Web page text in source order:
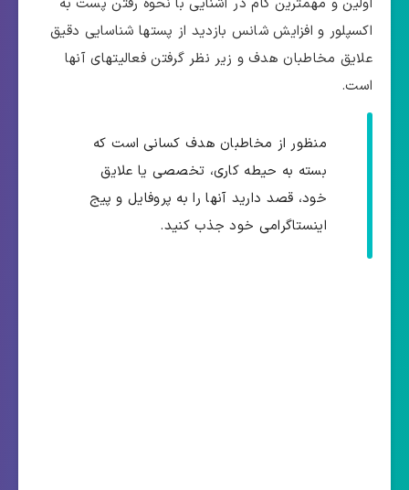
اولین و مهمترین گام در آشنایی با نحوه رفتن پست به
اکسپلور و افزایش شانس بازدید از پستها شناسایی دقیق
علایق مخاطبان هدف و زیر نظر گرفتن فعالیتهای آنها
است.
منظور از مخاطبان هدف کسانی است که
بسته به حیطه کاری، تخصصی یا علایق
خود، قصد دارید آنها را به پروفایل و پیج
اینستاگرامی خود جذب کنید.